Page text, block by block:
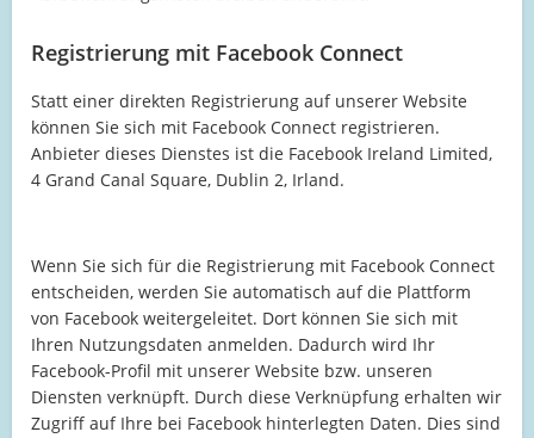
Registrierung mit Facebook Connect
Statt einer direkten Registrierung auf unserer Website
können Sie sich mit Facebook Connect registrieren.
Anbieter dieses Dienstes ist die Facebook Ireland Limited,
4 Grand Canal Square, Dublin 2, Irland.
Wenn Sie sich für die Registrierung mit Facebook Connect
entscheiden, werden Sie automatisch auf die Plattform
von Facebook weitergeleitet. Dort können Sie sich mit
Ihren Nutzungsdaten anmelden. Dadurch wird Ihr
Facebook-Profil mit unserer Website bzw. unseren
Diensten verknüpft. Durch diese Verknüpfung erhalten wir
Zugriff auf Ihre bei Facebook hinterlegten Daten. Dies sind